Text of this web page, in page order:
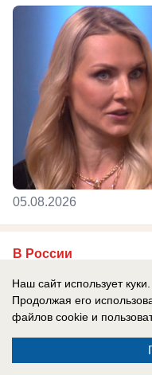
05.08.2026
В России
«Последний
пророчество
сбывается —
предрешена
Эксперты
Наш сайт использует куки.
Продолжая его
файлов cookie и